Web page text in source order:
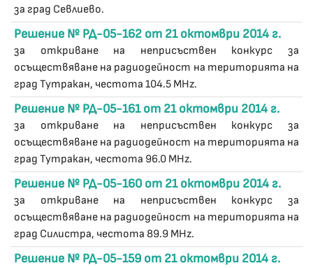
за град Севлиево.
Решение № РД-05-162 от 21 октомври 2014 г.
за откриване на неприсъствен конкурс за
осъществяване на радиодейност на територията на
град Тутракан, честота 104.5 MHz.
Решение № РД-05-161 от 21 октомври 2014 г.
за откриване на неприсъствен конкурс за
осъществяване на радиодейност на територията на
град Тутракан, честота 96.0 MHz.
Решение № РД-05-160 от 21 октомври 2014 г.
за откриване на неприсъствен конкурс за
осъществяване на радиодейност на територията на
град Силистра, честота 89.9 MHz.
Решение № РД-05-159 от 21 октомври 2014 г.